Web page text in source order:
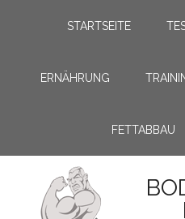
STARTSEITE
ERNÄHRUNG
FETTABBAU